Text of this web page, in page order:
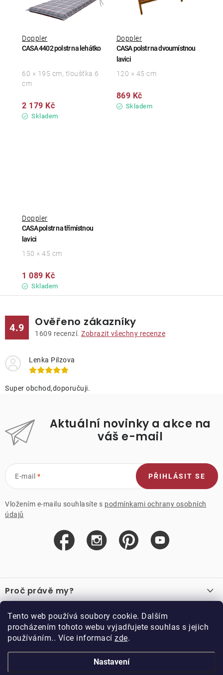
Tento web používá soubory cookie. Dalším
procházením tohoto webu vyjadřujete souhlas s jejich
používáním.. Více informací zde.
Nastavení
CASA 4402 polstr na lehátko
Doppler
Skladem
2 179 Kč
60 × 195 cm, tloušťka 6
cm
CASA polstr na dvoumístnou
lavici
Doppler
Skladem
869 Kč
120 × 45 cm
CASA polstr na třímístnou
lavici
Doppler
Skladem
1 089 Kč
150 × 45 cm
4.9 Ověřeno zákazníky
1609 recenzí. Zobrazit všechny recenze
Lenka Pilzova
Super obchod,doporučuji.
Aktuální novinky a akce na
váš e-mail
E-mail
Vložením e-mailu souhlasíte s podmínkami ochrany osobních
údajů
PŘIHLÁSIT SE
á
p
a
Proč právě my?
Recenze
Důležité odkazy
Velkoobchod
Vzorková prodejna
Kariéra
O nákupu
Obchodní podmínky